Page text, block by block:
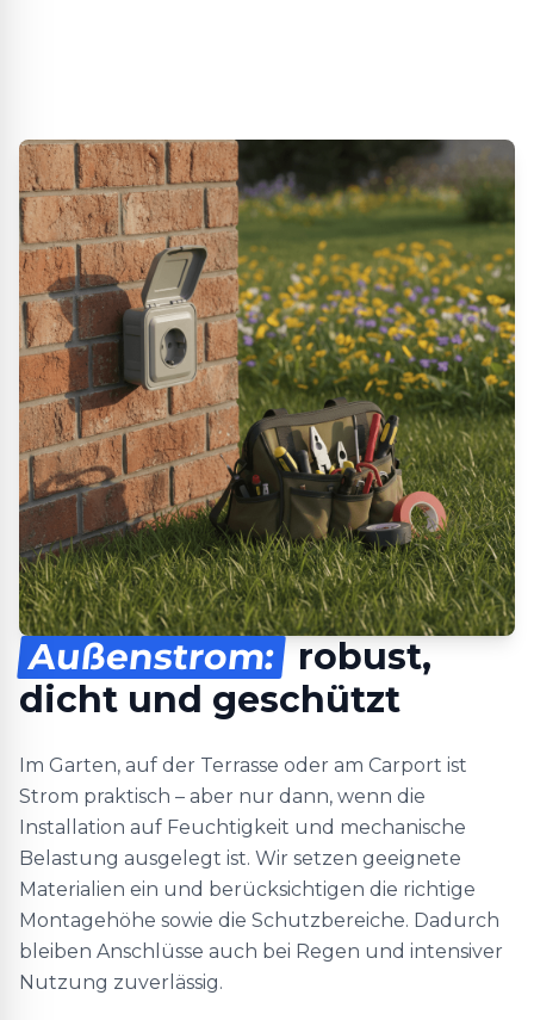
Außenstrom: robust,
dicht und geschützt
Im Garten, auf der Terrasse oder am Carport ist
Strom praktisch – aber nur dann, wenn die
Installation auf Feuchtigkeit und mechanische
Belastung ausgelegt ist. Wir setzen geeignete
Materialien ein und berücksichtigen die richtige
Montagehöhe sowie die Schutzbereiche. Dadurch
bleiben Anschlüsse auch bei Regen und intensiver
Nutzung zuverlässig.